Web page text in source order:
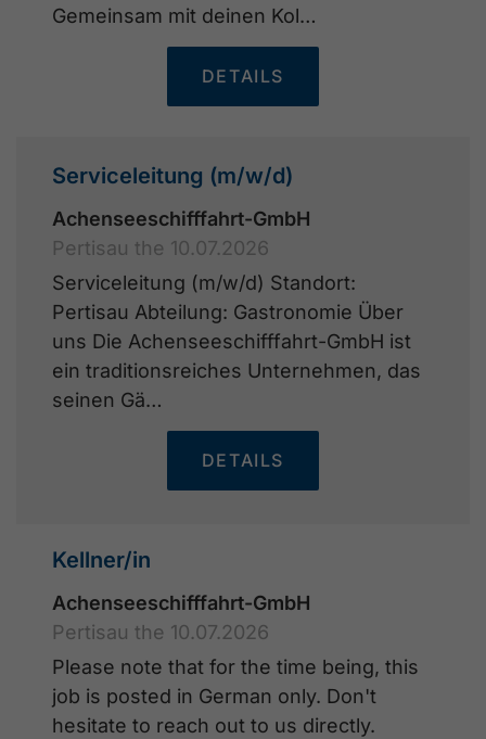
Gemeinsam mit deinen Kol…
DETAILS
Serviceleitung (m/w/d)
Achenseeschifffahrt-GmbH
Pertisau the 10.07.2026
Serviceleitung (m/w/d) Standort:
Pertisau Abteilung: Gastronomie Über
uns Die Achenseeschifffahrt-GmbH ist
ein traditionsreiches Unternehmen, das
seinen Gä…
DETAILS
Kellner/in
Achenseeschifffahrt-GmbH
Pertisau the 10.07.2026
Please note that for the time being, this
job is posted in German only. Don't
hesitate to reach out to us directly.